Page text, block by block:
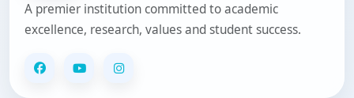
A premier institution committed to academic
excellence, research, values and student success.